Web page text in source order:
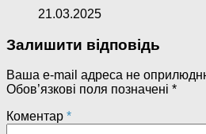
21.03.2025
Залишити відповідь
Ваша e-mail адреса не
Обов’язкові поля позначені *
Коментар *